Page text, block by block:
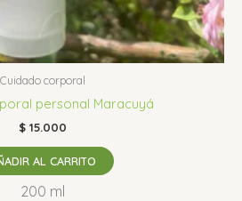
Cuidado corporal
personal Maracuyá
$ 15.000
AL CARRITO
200 ml